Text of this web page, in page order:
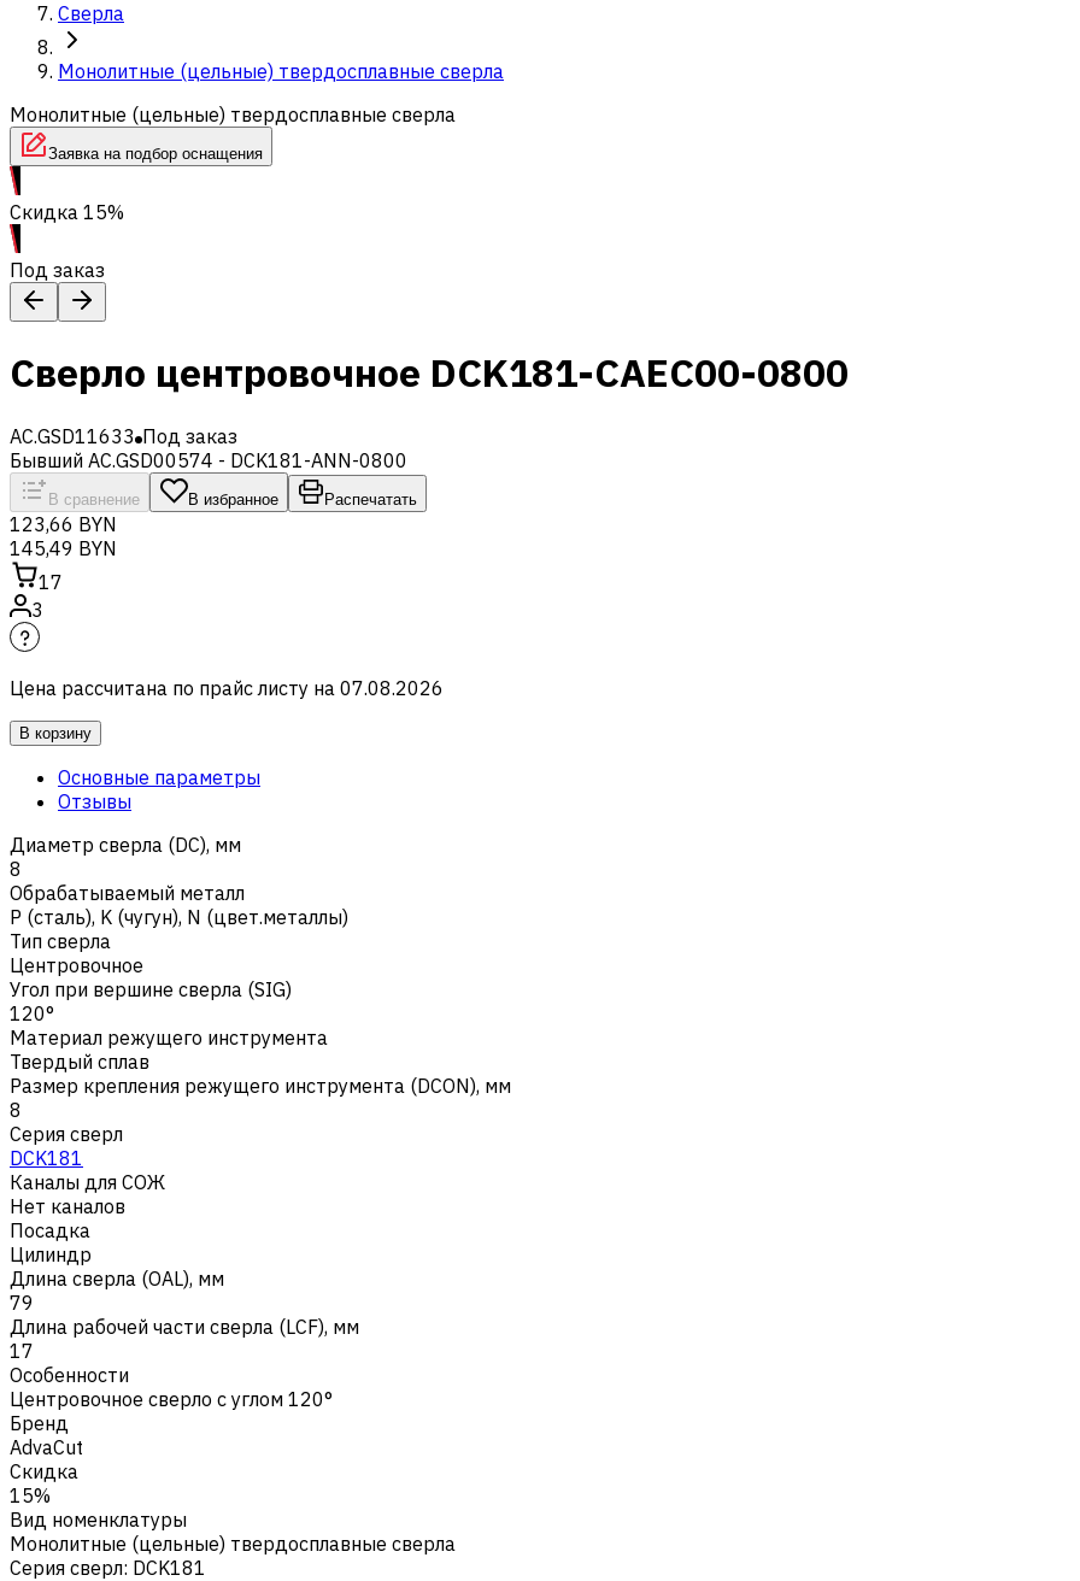
Сверла
Монолитные (цельные) твердосплавные сверла
Монолитные (цельные) твердосплавные сверла
Заявка на подбор оснащения
Скидка 15%
Под заказ
Сверло центровочное DCK181-CAEC00-0800
AC.GSD11633 Под заказ
Бывший AC.GSD00574 - DCK181-ANN-0800
В сравнение В избранное Распечатать
123,66 BYN
145,49 BYN
17
3
Цена рассчитана по прайс листу на 07.08.2026
В корзину
Основные параметры
Отзывы
Диаметр сверла (DC), мм
8
Обрабатываемый металл
Р (сталь), K (чугун), N (цвет.металлы)
Тип сверла
Центровочное
Угол при вершине сверла (SIG)
120°
Материал режущего инструмента
Твердый сплав
Размер крепления режущего инструмента (DCON), мм
8
Серия сверл
DCK181
Каналы для СОЖ
Нет каналов
Посадка
Цилиндр
Длина сверла (OAL), мм
79
Длина рабочей части сверла (LCF), мм
17
Особенности
Центровочное сверло с углом 120°
Бренд
AdvaCut
Скидка
15%
Вид номенклатуры
Монолитные (цельные) твердосплавные сверла
Серия сверл: DCK181